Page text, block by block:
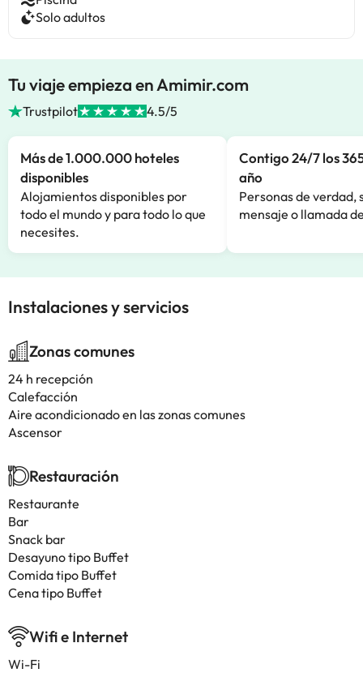
Solo adultos
Tu viaje empieza en Amimir.com
Trustpilot 4.5/5
Más de 1.000.000 hoteles
disponibles
Alojamientos disponibles por
todo el mundo y para todo lo que
necesites.
Contigo 24/7 los
año
Personas de verdad,
mensaje o llamada
Instalaciones y servicios
Zonas comunes
24 h recepción
Calefacción
Aire acondicionado en las zonas comunes
Ascensor
Restauración
Restaurante
Bar
Snack bar
Desayuno tipo Buffet
Comida tipo Buffet
Cena tipo Buffet
Wifi e Internet
Wi-Fi